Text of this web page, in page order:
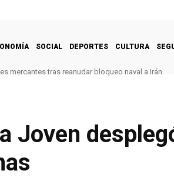
SOCIAL DEPORTES CULTURA
mercantes tras reanudar bloqueo naval a Irán
Joven